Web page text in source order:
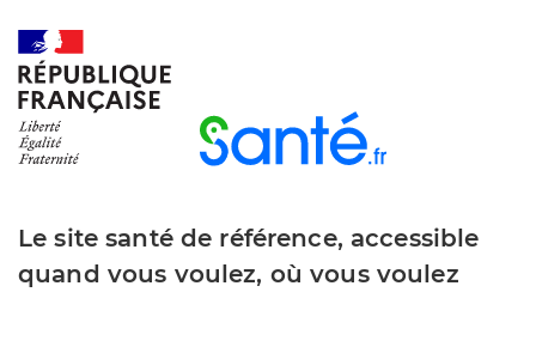
Le site santé de référence, accessible
quand vous voulez, où vous voulez